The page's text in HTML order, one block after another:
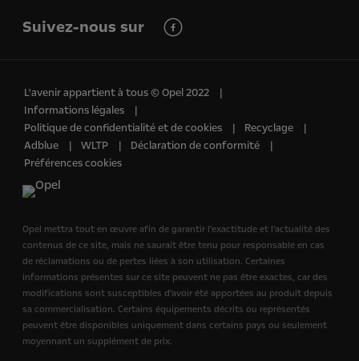
Suivez-nous sur
L'avenir appartient à tous © Opel 2022
Informations légales
Politique de confidentialité et de cookies
Recyclage
Adblue
WLTP
Déclaration de conformité
Préférences cookies
Opel mettra tout en œuvre afin de garantir l'exactitude et l'actualité des
contenus de ce site, mais ne saurait être tenu pour responsable en cas
de réclamations ou de pertes liées à son utilisation. Certaines
informations présentes sur ce site peuvent ne pas être exactes, car des
modifications sont susceptibles d'avoir été apportées au produit depuis
sa commercialisation. Certains équipements décrits ou représentés
peuvent être disponibles uniquement dans certains pays ou seulement
moyennant un supplément de prix.